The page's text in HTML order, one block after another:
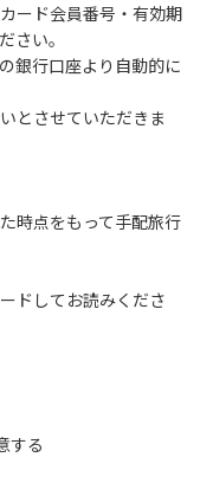
上流で雨が降ると短
危険な状態になりや
事故が数件起きてい
。
。
が降らなくても、上
で、水の濁りに注意
遊びを中止する。
ら川についての注意
ード会員番号・有効期
さい。
銀行口座より自動的に
とさせていただきま
時点をもって手配旅行
ドしてお読みくださ
する